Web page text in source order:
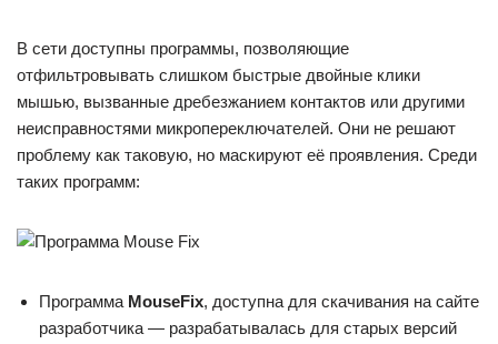
В сети доступны программы, позволяющие
отфильтровывать слишком быстрые двойные клики
мышью, вызванные дребезжанием контактов или другими
неисправностями микропереключателей. Они не решают
проблему как таковую, но маскируют её проявления. Среди
таких программ:
Программа MouseFix, доступна для скачивания на сайте
разработчика — разрабатывалась для старых версий